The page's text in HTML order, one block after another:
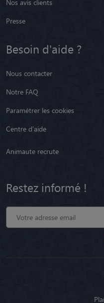
Nos avis clients
Presse
Besoin d'aide ?
Nous contacter
Notre FAQ
Paramétrer les cookies
Centre d'aide
Animaute recrute
Restez informé !